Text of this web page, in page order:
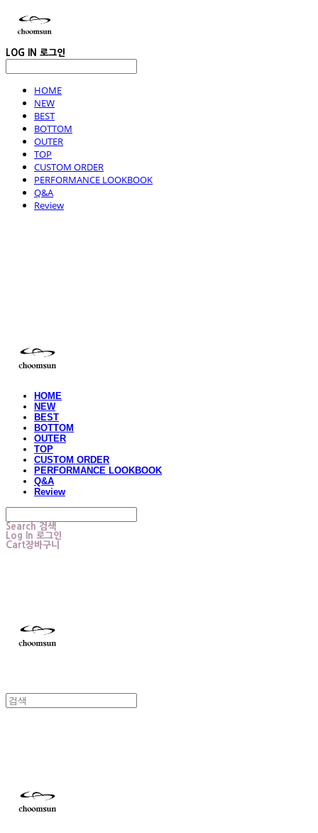
LOG IN 로그인
HOME
NEW
BEST
BOTTOM
OUTER
TOP
CUSTOM ORDER
PERFORMANCE LOOKBOOK
Q&A
Review
HOME
NEW
BEST
BOTTOM
OUTER
TOP
CUSTOM ORDER
PERFORMANCE LOOKBOOK
Q&A
Review
Search 검색
Log In 로그인
Cart장바구니